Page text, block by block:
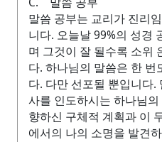
말씀 공부는 교리가 진리
니다. 오늘날 99%의 성경
며 그것이 잘 될수록 소위
다. 하나님의 말씀은 한 번
다. 다만 선포될 뿐입니다.
사를 인도하시는 하나님
향하신 구체적 계획과 이
에서의 나의 소명을 발견